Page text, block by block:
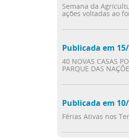
Semana da
ações voltadas ao
Publicada em
40 NOVAS CASAS
PARQUE DAS
Publicada em
Férias Ativas nos